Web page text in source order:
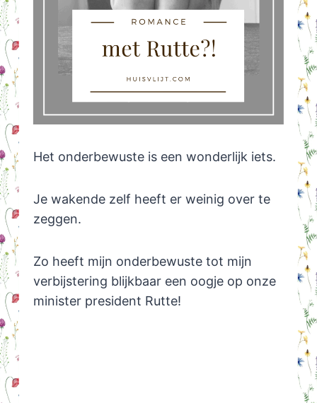
Het onderbewuste is een wonderlijk iets.
Je wakende zelf heeft er weinig over te
zeggen.
Zo heeft mijn onderbewuste tot mijn
verbijstering blijkbaar een oogje op onze
minister president Rutte!